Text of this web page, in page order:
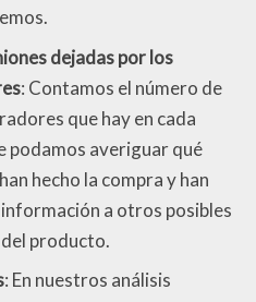
dejadas por los
: Contamos el número de
que hay en cada
podamos averiguar qué
hecho la compra y han
a otros posibles
producto.
: En nuestros análisis